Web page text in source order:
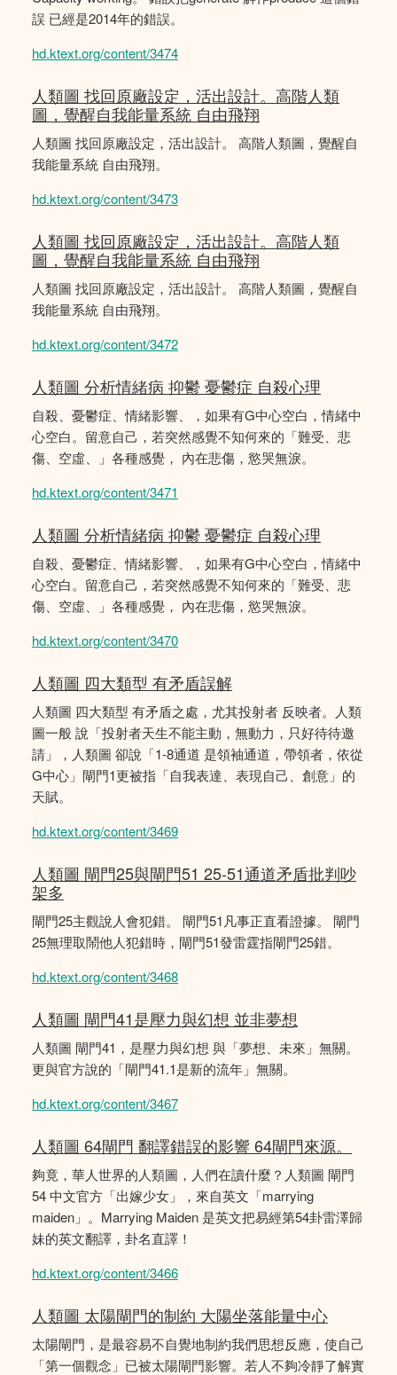
誤 已經是2014年的錯誤。
hd.ktext.org/content/3474
人類圖 找回原廠設定，活出設計。高階人類
圖，覺醒自我能量系統 自由飛翔
人類圖 找回原廠設定，活出設計。 高階人類圖，覺醒自
我能量系統 自由飛翔。
hd.ktext.org/content/3473
人類圖 找回原廠設定，活出設計。高階人類
圖，覺醒自我能量系統 自由飛翔
人類圖 找回原廠設定，活出設計。 高階人類圖，覺醒自
我能量系統 自由飛翔。
hd.ktext.org/content/3472
人類圖 分析情緒病 抑鬱 憂鬱症 自殺心理
自殺、憂鬱症、情緒影響、，如果有G中心空白，情緒中
心空白。留意自己，若突然感覺不知何來的「難受、悲
傷、空虛、」各種感覺， 內在悲傷，慾哭無淚。
hd.ktext.org/content/3471
人類圖 分析情緒病 抑鬱 憂鬱症 自殺心理
自殺、憂鬱症、情緒影響、，如果有G中心空白，情緒中
心空白。留意自己，若突然感覺不知何來的「難受、悲
傷、空虛、」各種感覺， 內在悲傷，慾哭無淚。
hd.ktext.org/content/3470
人類圖 四大類型 有矛盾誤解
人類圖 四大類型 有矛盾之處，尤其投射者 反映者。人類
圖一般 說「投射者天生不能主動，無動力，只好待待邀
請」，人類圖 卻說「1-8通道 是領袖通道，帶領者，依從
G中心」閘門1更被指「自我表達、表現自己、創意」的
天賦。
hd.ktext.org/content/3469
人類圖 閘門25與閘門51 25-51通道矛盾批判吵
架多
閘門25主觀說人會犯錯。 閘門51凡事正直看證據。 閘門
25無理取鬧他人犯錯時，閘門51發雷霆指閘門25錯。
hd.ktext.org/content/3468
人類圖 閘門41是壓力與幻想 並非夢想
人類圖 閘門41，是壓力與幻想 與「夢想、未來」無關。
更與官方說的「閘門41.1是新的流年」無關。
hd.ktext.org/content/3467
人類圖 64閘門 翻譯錯誤的影響 64閘門來源。
夠竟，華人世界的人類圖，人們在讀什麼？人類圖 閘門
54 中文官方「出嫁少女」，來自英文「marrying
maiden」。Marrying Maiden 是英文把易經第54卦雷澤歸
妹的英文翻譯，卦名直譯！
hd.ktext.org/content/3466
人類圖 太陽閘門的制約 大陽坐落能量中心
太陽閘門，是最容易不自覺地制約我們思想反應，使自己
「第一個觀念」已被太陽閘門影響。若人不夠冷靜了解實